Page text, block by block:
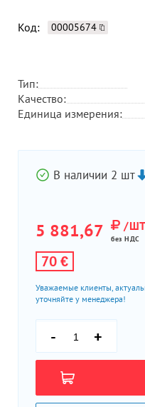
Код: 00005674
Тип:
Качество:
Единица измерения:
В наличии 2 шт
5 881,67 /ШТ
без НДС
70 €
Уважаемые клиенты,
уточняйте у менеджера!
- +